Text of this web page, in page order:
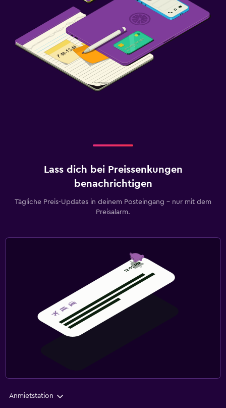
Lass dich bei Preissenkungen
benachrichtigen
Tägliche Preis-Updates in deinem Posteingang – nur mit dem
Preisalarm.
Anmietstation